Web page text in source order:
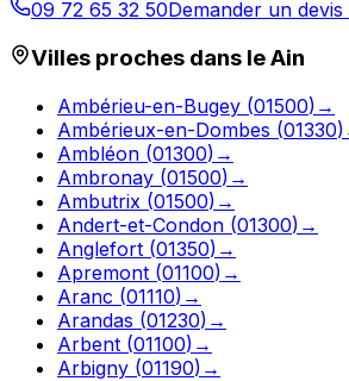
09 72 65 32 50Demander un
Villes proches dans leAin
Ambérieu-en-Bugey (01500) →
Ambérieux-en-Dombes (01330)
Ambléon (01300) →
Ambronay (01500) →
Ambutrix (01500) →
Andert-et-Condon (01300) →
Anglefort (01350) →
Apremont (01100) →
Aranc (01110) →
Arandas (01230) →
Arbent (01100) →
Arbigny (01190) →